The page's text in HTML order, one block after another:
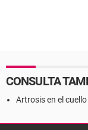
CONSULTA
Artrosis en el cuello